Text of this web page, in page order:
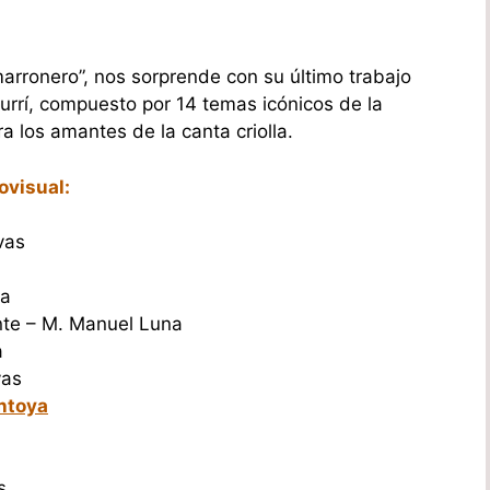
nos sorprende con su último trabajo
compuesto por 14 temas icónicos de la
los amantes de la canta criolla.
– M. Manuel Luna